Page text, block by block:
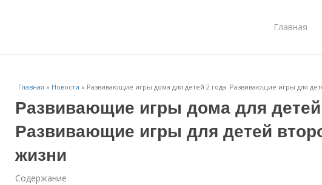
Главная
Главная » Новости » Развивающие игры дома для детей 2 года. Развивающие игры для
Развивающие игры дома для детей
Развивающие игры для детей
жизни
Содержание